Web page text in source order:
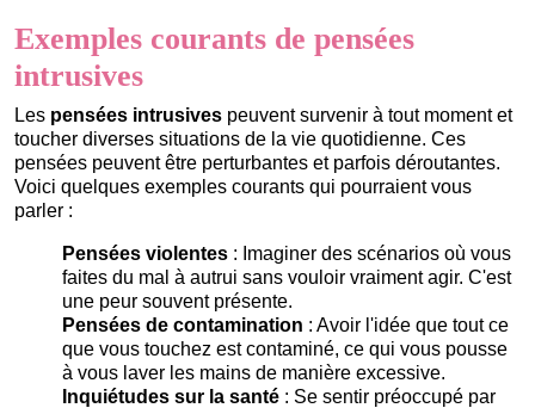
Exemples courants de pensées
intrusives
Les pensées intrusives peuvent survenir à tout moment et
toucher diverses situations de la vie quotidienne. Ces
pensées peuvent être perturbantes et parfois déroutantes.
Voici quelques exemples courants qui pourraient vous
parler :
Pensées violentes : Imaginer des scénarios où vous
faites du mal à autrui sans vouloir vraiment agir. C'est
une peur souvent présente.
Pensées de contamination : Avoir l'idée que tout ce
que vous touchez est contaminé, ce qui vous pousse
à vous laver les mains de manière excessive.
Inquiétudes sur la santé : Se sentir préoccupé par